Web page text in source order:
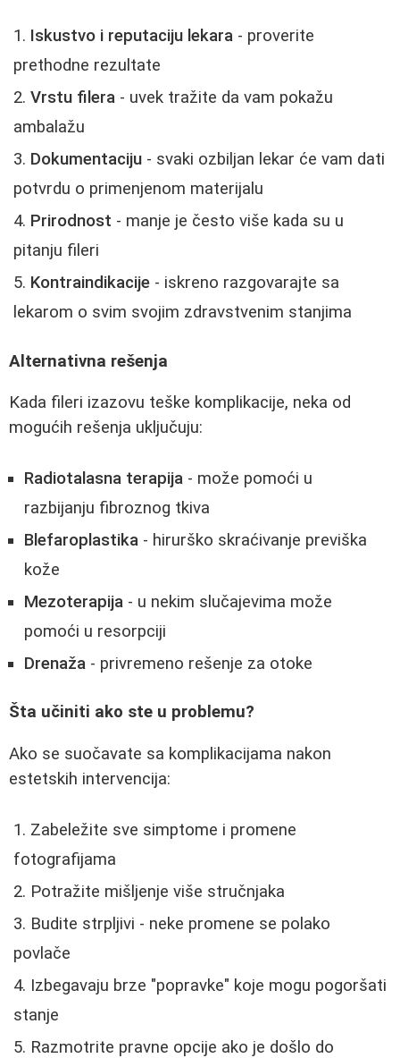
Iskustvo i reputaciju lekara - proverite
prethodne rezultate
Vrstu filera - uvek tražite da vam pokažu
ambalažu
Dokumentaciju - svaki ozbiljan lekar će vam dati
potvrdu o primenjenom materijalu
Prirodnost - manje je često više kada su u
pitanju fileri
Kontraindikacije - iskreno razgovarajte sa
lekarom o svim svojim zdravstvenim stanjima
Alternativna rešenja
Kada fileri izazovu teške komplikacije, neka od
mogućih rešenja uključuju:
Radiotalasna terapija - može pomoći u
razbijanju fibroznog tkiva
Blefaroplastika - hirurško skraćivanje previška
kože
Mezoterapija - u nekim slučajevima može
pomoći u resorpciji
Drenaža - privremeno rešenje za otoke
Šta učiniti ako ste u problemu?
Ako se suočavate sa komplikacijama nakon
estetskih intervencija:
Zabeležite sve simptome i promene
fotografijama
Potražite mišljenje više stručnjaka
Budite strpljivi - neke promene se polako
povlače
Izbegavaju brze "popravke" koje mogu pogoršati
stanje
Razmotrite pravne opcije ako je došlo do